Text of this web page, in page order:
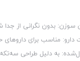
سوزن: بدون نگرانی از
مناسب برای
به دلیل طراحی